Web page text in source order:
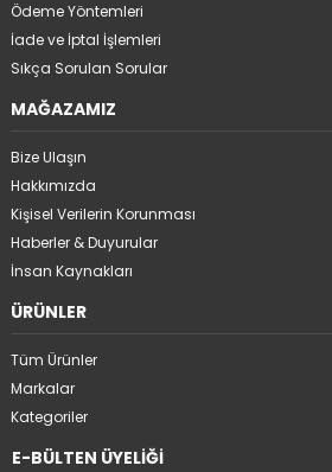
Ödeme Yöntemleri
İade ve İptal İşlemleri
Sıkça Sorulan Sorular
MAĞAZAMIZ
Bize Ulaşın
Hakkımızda
Kişisel Verilerin Korunması
Haberler & Duyurular
İnsan Kaynakları
ÜRÜNLER
Tüm Ürünler
Markalar
Kategoriler
E-BÜLTEN ÜYELİĞİ